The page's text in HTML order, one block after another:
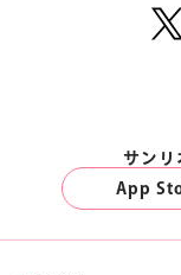
サンリ
App